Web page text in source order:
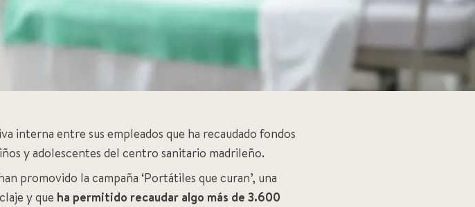
interna entre sus empleados que ha recaudado fondos
y adolescentes del centro sanitario madrileño.
promovido la campaña ‘Portátiles que curan’, una
y que ha permitido recaudar algo más de 3.600